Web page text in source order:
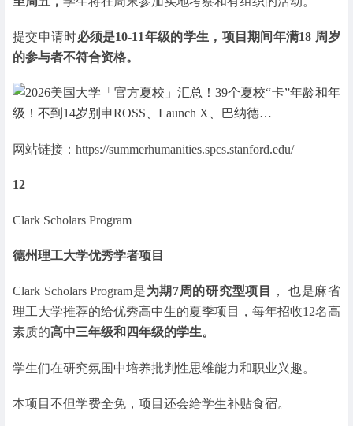
提交申请时必须是10-11年级的学生，项目期间年满18 周岁
的参与者不符合资格。
网站链接：https://summerhumanities.spcs.stanford.edu/
12
Clark Scholars Program
德州理工大学优秀学者项目
Clark Scholars Program是为期7周的研究型项目
， 也是麻省
理工大学推荐的给优秀高中生的夏季项目，每年招收12名高
素质的高中三年级和四年级的学生。
学生们在研究氛围中培养批判性思维能力和职业兴趣。
本项目不但学费全免，项目还会给学生补贴食宿。